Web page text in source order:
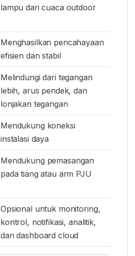
lampu dari cuaca outdoor
Menghasilkan pencahayaan
efisien dan stabil
Melindungi dari tegangan
lebih, arus pendek, dan
lonjakan tegangan
Mendukung koneksi
instalasi daya
Mendukung pemasangan
pada tiang atau arm PJU
Opsional untuk monitoring,
kontrol, notifikasi, analitik,
dan dashboard cloud